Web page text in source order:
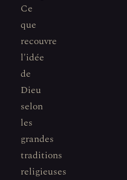
Ce
que
recouvre
l'idée
de
Dieu
selon
les
grandes
traditions
religieuses